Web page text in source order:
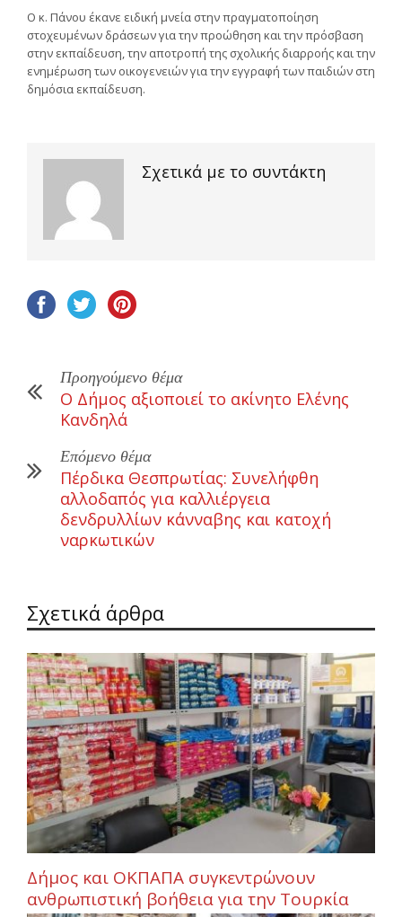
Ο κ. Πάνου έκανε ειδική μνεία στην πραγματοποίηση
στοχευμένων δράσεων για την προώθηση και την πρόσβαση
στην εκπαίδευση, την αποτροπή της σχολικής διαρροής και την
ενημέρωση των οικογενειών για την εγγραφή των παιδιών στη
δημόσια εκπαίδευση.
Σχετικά με το συντάκτη
Προηγούμενο θέμα
Ο Δήμος αξιοποιεί το ακίνητο Ελένης
Κανδηλά
Επόμενο θέμα
Πέρδικα Θεσπρωτίας: Συνελήφθη
αλλοδαπός για καλλιέργεια
δενδρυλλίων κάνναβης και κατοχή
ναρκωτικών
Σχετικά άρθρα
Δήμος και ΟΚΠΑΠΑ συγκεντρώνουν
ανθρωπιστική βοήθεια για την Τουρκία